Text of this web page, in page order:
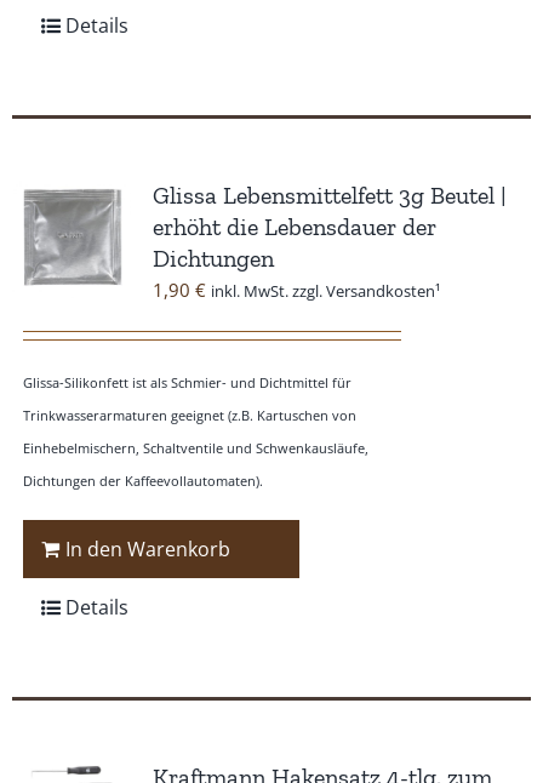
Details
Glissa Lebensmittelfett 3g Beutel |
erhöht die Lebensdauer der
Dichtungen
1,90 € inkl. MwSt. zzgl. Versandkosten¹
Glissa-Silikonfett ist als Schmier- und Dichtmittel für
Trinkwasserarmaturen geeignet (z.B. Kartuschen von
Einhebelmischern, Schaltventile und Schwenkausläufe,
Dichtungen der Kaffeevollautomaten).
In den Warenkorb
Details
Kraftmann Hakensatz 4-tlg. zum